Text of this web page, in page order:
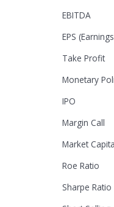
EBITDA
EPS
Take Profit
Monetary
IPO
Margin Call
Market
Roe Ratio
Sharpe Ratio